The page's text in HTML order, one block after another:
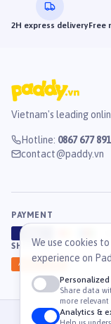
2H express deliveryFree
Vietnam's leading
Hotline: 0867 677 891
contact@paddy.vn
PAYMENT
SHIPPING
Ahamove
© 2026 Công Ty
We use cookies
experience on
Share data
more relevant
Analytics &